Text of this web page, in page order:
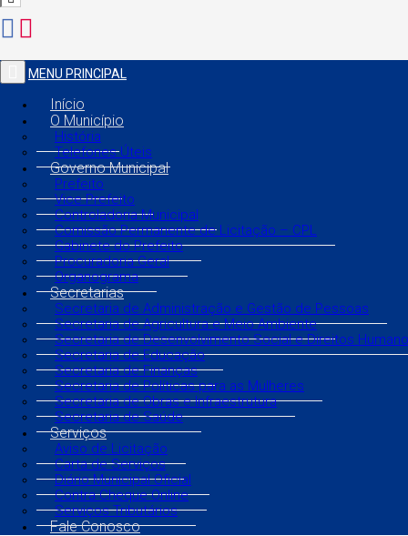
MENU PRINCIPAL
Início
O Município
História
Telefones Úteis
Governo Municipal
Prefeito
Vice Prefeito
Controladoria Municipal
Comissão Permanente de Licitação – CPL
Gabinete do Prefeito
Procuradoria Geral
Organograma
Secretarias
Secretaria de Administração e Gestão de Pessoas
Secretaria de Agricultura e Meio Ambiente
Secretaria de Desenvolvimento Social e Direitos
Secretaria de Educação
Secretaria de Finanças
Secretaria de Políticas para as Mulheres
Secretaria de Obras e Infraestrutura
Secretaria de Saúde
Serviços
Aviso de Licitação
Carta de Serviços
Diário Municipal Oficial
Contra Cheque Online
Serviços Tributários
Fale Conosco